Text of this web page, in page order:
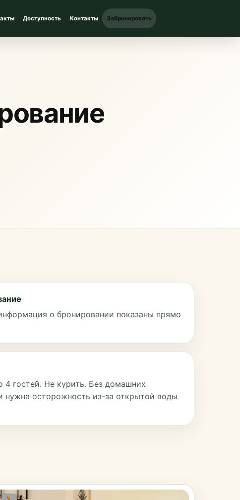
Доступность Контакты Забронировать
о бронировании показаны прямо
гостей. Не курить. Без домашних
нужна осторожность из-за открытой воды